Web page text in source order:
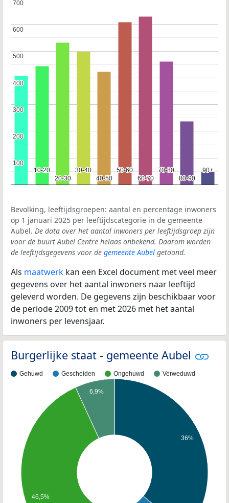
10-20
10-20
20-30
20-30
30-40
30-40
40-50
40-50
50-60
50-60
60-70
60-70
70-80
70-80
80-90
80-90
90+
90+
100
100
200
200
300
300
400
400
500
500
600
600
700
700
Bevolking, leeftijdsgroepen: aantal en percentage inwoners
op 1 januari 2025 per leeftijdscategorie in de gemeente
Aubel. De data over het aantal inwoners per leeftijdsgroep zijn
voor de buurt Aubel Centre helaas onbekend. Daarom worden
de leeftijdsgegevens voor de gemeente Aubel getoond.
Als maatwerk kan een Excel document met veel meer
gegevens over het aantal inwoners naar leeftijd
geleverd worden. De gegevens zijn beschikbaar voor
de periode 2009 tot en met 2026 met het aantal
inwoners per levensjaar.
Burgerlijke staat - gemeente Aubel
Gehuwd Gescheiden Ongehuwd Verweduwd
36%
6,9%
46,5%